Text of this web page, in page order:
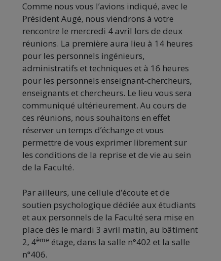
Comme nous vous l’avions indiqué, avec le
Président Augé, nous viendrons à votre
rencontre le mercredi 4 avril lors de deux
réunions. La première aura lieu à 14 heures
pour les personnels ingénieurs,
administratifs et techniques et à 16 heures
pour les personnels enseignant-chercheurs,
enseignants et chercheurs. Le lieu vous sera
communiqué ultérieurement. Au cours de
ces réunions, nous souhaitons en effet
réserver un temps d’échange et vous
permettre de vous exprimer librement sur
les conditions de la reprise et de vie au sein
de la Faculté.
Par ailleurs, une cellule d’écoute et de
soutien psychologique dédiée aux étudiants
et aux personnels de la Faculté sera mise en
place dès le mardi 3 avril matin, au bâtiment
2, 4ème étage, dans la salle n°402 et la salle
n°406.